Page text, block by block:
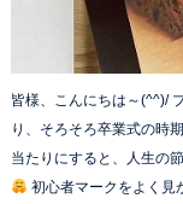
皆様、こんにちは～(^^)/
り、そろそろ卒業式の時
当たりにすると、人生の
初心者マークをよく見